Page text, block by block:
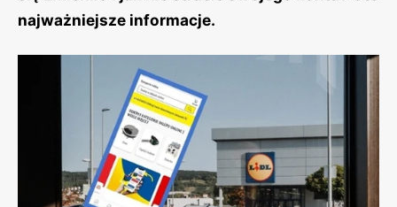
najważniejsze informacje.